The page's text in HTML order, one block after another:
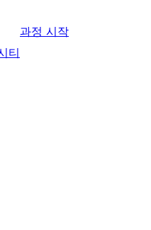
티
과정 시작